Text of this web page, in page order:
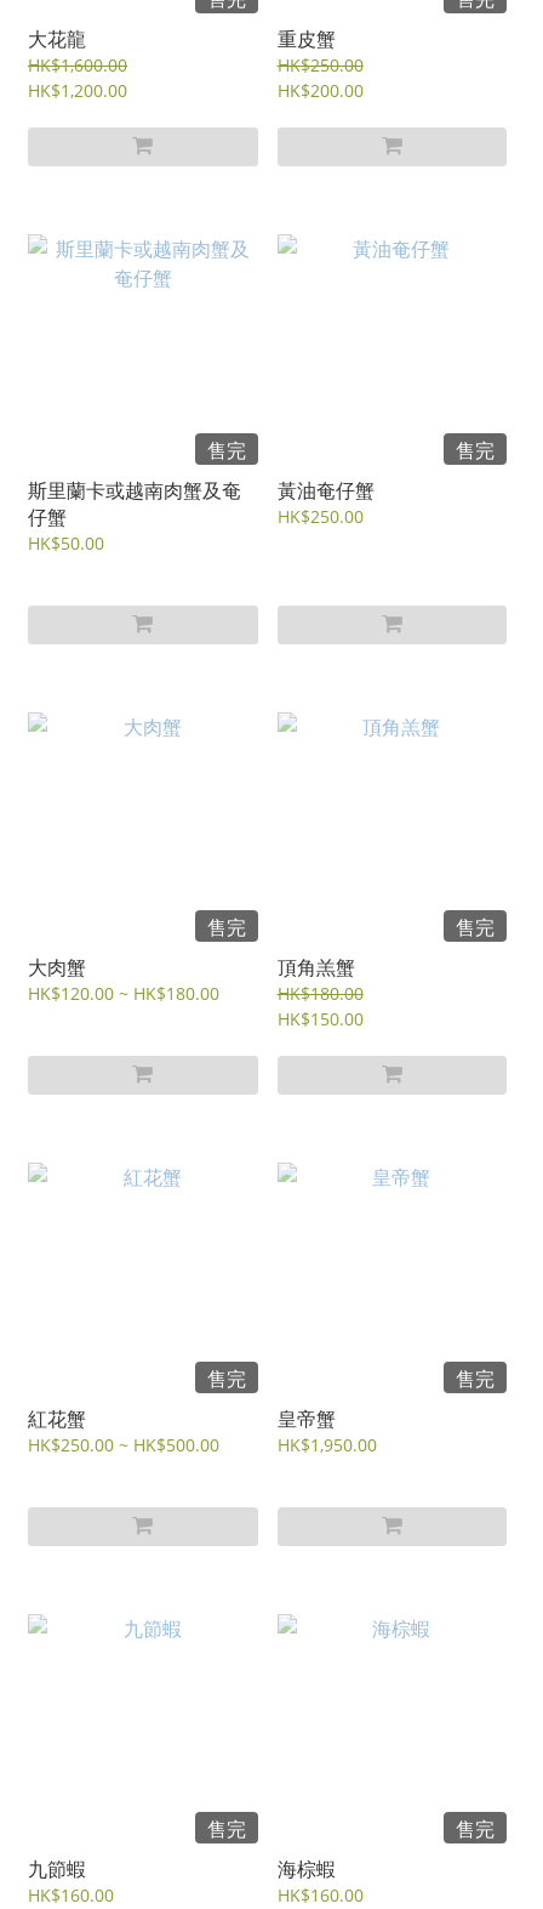
大花龍
HK$1,600.00
HK$1,200.00
重皮蟹
HK$250.00
HK$200.00
售完
斯里蘭卡或越南肉蟹及奄
仔蟹
HK$50.00
售完
黃油奄仔蟹
HK$250.00
售完
大肉蟹
HK$120.00 ~ HK$180.00
售完
頂角羔蟹
HK$180.00
HK$150.00
售完
紅花蟹
HK$250.00 ~ HK$500.00
售完
皇帝蟹
HK$1,950.00
售完
九節蝦
HK$160.00
售完
海棕蝦
HK$160.00